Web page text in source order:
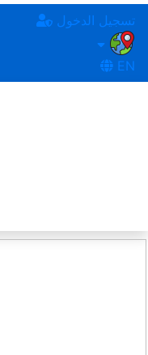
تسجيل الدخول
EN